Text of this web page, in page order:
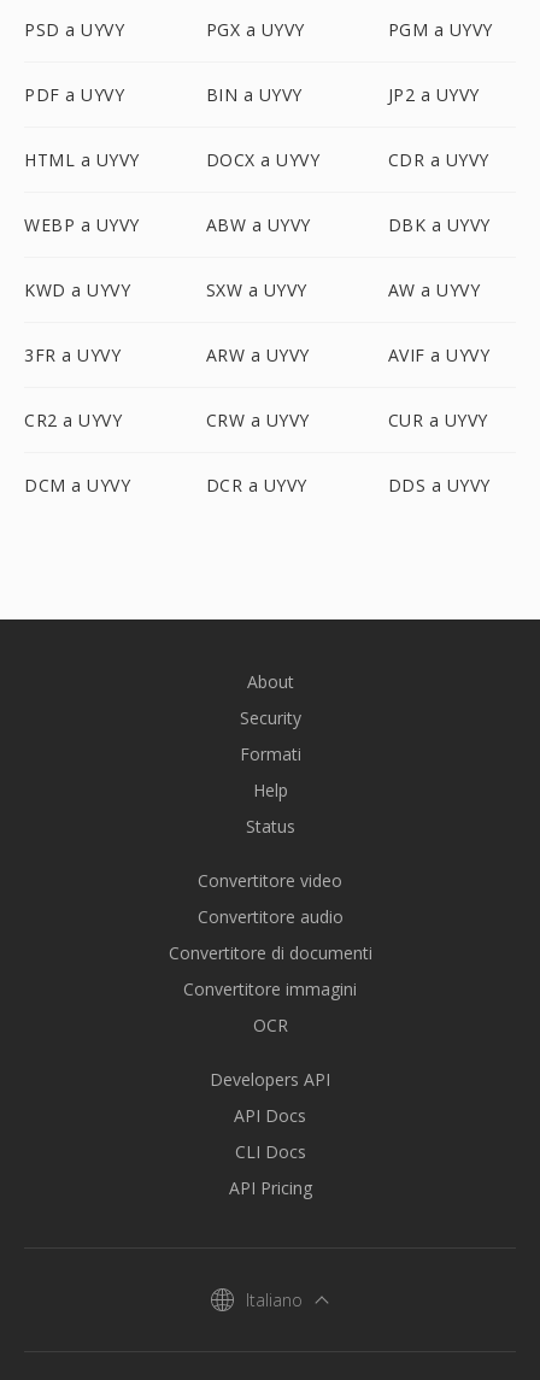
PSD a UYVY PGX a UYVY PGM a UYVY
PDF a UYVY BIN a UYVY JP2 a UYVY
HTML a UYVY DOCX a UYVY CDR a UYVY
WEBP a UYVY ABW a UYVY DBK a UYVY
KWD a UYVY SXW a UYVY AW a UYVY
3FR a UYVY ARW a UYVY AVIF a UYVY
CR2 a UYVY CRW a UYVY CUR a UYVY
DCM a UYVY DCR a UYVY DDS a UYVY
About
Security
Formati
Help
Status
Convertitore video
Convertitore audio
Convertitore di documenti
Convertitore immagini
OCR
Developers API
API Docs
CLI Docs
API Pricing
Italiano